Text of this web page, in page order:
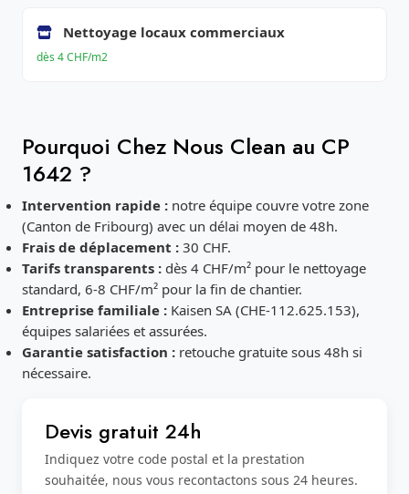
Nettoyage locaux commerciaux
dès 4 CHF/m2
Pourquoi Chez Nous Clean au CP
1642 ?
Intervention rapide :notre équipe couvre votre zone
(Canton de Fribourg) avec un délai moyen de 48h.
Frais de déplacement :30 CHF.
Tarifs transparents :dès 4 CHF/m² pour le nettoyage
standard, 6-8 CHF/m² pour la fin de chantier.
Entreprise familiale :Kaisen SA (CHE-112.625.153),
équipes salariées et assurées.
Garantie satisfaction :retouche gratuite sous 48h si
nécessaire.
Devis gratuit 24h
Indiquez votre code postal et la prestation
souhaitée, nous vous recontactons sous 24 heures.